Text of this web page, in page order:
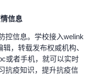
信息
控信息。学校接入welink
，转载发布权威机构、
或者手机，就可以实时
抗疫知识，提升抗疫信